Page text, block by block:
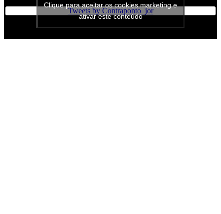
Tweets by Contraponto_jor
Clique para aceitar os cookies marketing e
ativar este conteúdo